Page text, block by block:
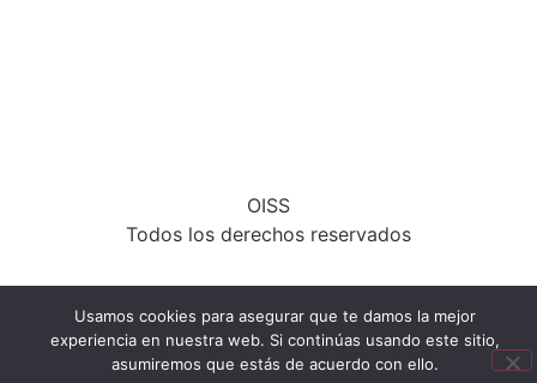
OISS
Todos los derechos reservados
Usamos cookies para asegurar que te damos la mejor
experiencia en nuestra web. Si continúas usando este sitio,
asumiremos que estás de acuerdo con ello.